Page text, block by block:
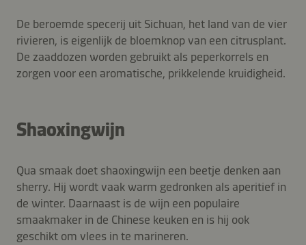
De beroemde specerij uit Sichuan, het land van de vier
rivieren, is eigenlijk de bloemknop van een citrusplant.
De zaaddozen worden gebruikt als peperkorrels en
zorgen voor een aromatische, prikkelende kruidigheid.
Shaoxingwijn
Qua smaak doet shaoxingwijn een beetje denken aan
sherry. Hij wordt vaak warm gedronken als aperitief in
de winter. Daarnaast is de wijn een populaire
smaakmaker in de Chinese keuken en is hij ook
geschikt om vlees in te marineren.